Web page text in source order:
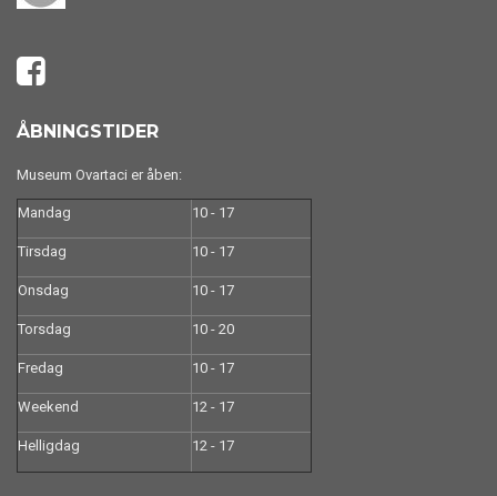
ÅBNINGSTIDER
Museum Ovartaci er åben:
Mandag 10 - 17
Tirsdag 10 - 17
Onsdag 10 - 17
Torsdag 10 - 20
Fredag 10 - 17
Weekend 12 - 17
Helligdag 12 - 17